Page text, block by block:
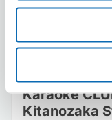
Karaoke
Kitanozaka